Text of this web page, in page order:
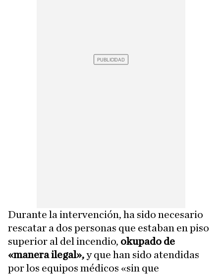
Durante la intervención, ha sido necesario
rescatar a dos personas que estaban en piso
superior al del incendio, okupado de
«manera ilegal»,y que han sido atendidas
por los equipos médicos «sin que